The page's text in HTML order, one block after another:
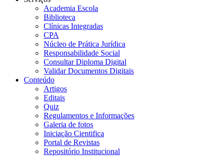
Academia Escola
Biblioteca
Clínicas Integradas
CPA
Núcleo de Prática Jurídica
Responsabilidade Social
Consultar Diploma Digital
Validar Documentos Digitais
Conteúdo
Artigos
Editais
Quiz
Regulamentos e Informações
Galeria de fotos
Iniciação Cientifica
Portal de Revistas
Repositório Institucional